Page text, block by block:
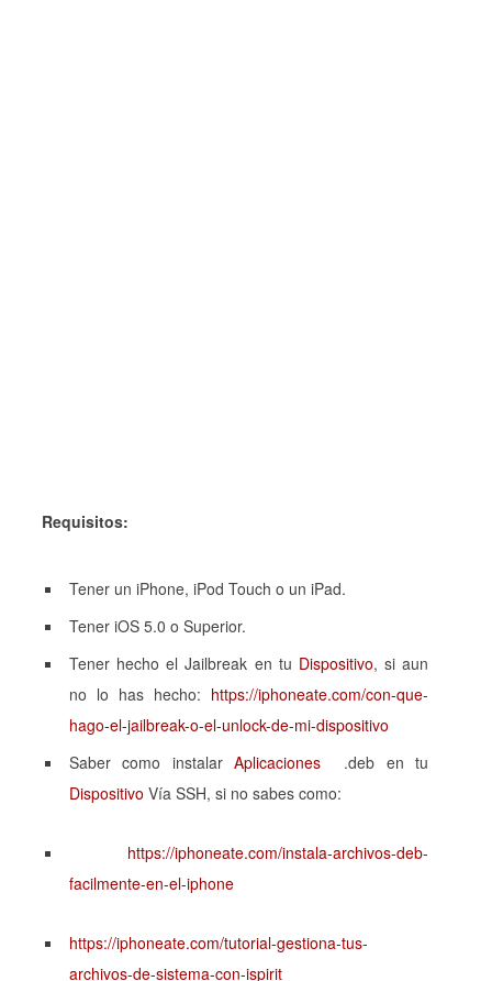
Requisitos:
Tener un iPhone, iPod Touch o un iPad.
Tener iOS 5.0 o Superior.
Tener hecho el Jailbreak en tu Dispositivo, si aun
no lo has hecho: https://iphoneate.com/con-que-
hago-el-jailbreak-o-el-unlock-de-mi-dispositivo
Saber como instalarAplicaciones .deb en tu
Dispositivo Vía SSH, si no sabes como:
https://iphoneate.com/instala-archivos-deb-
facilmente-en-el-iphone
https://iphoneate.com/tutorial-gestiona-tus-
archivos-de-sistema-con-ispirit